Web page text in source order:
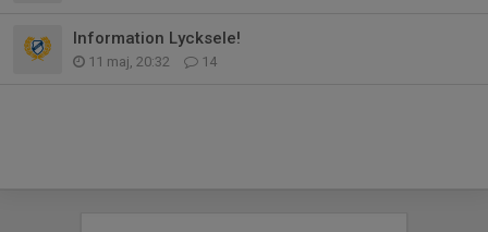
Information Lycksele!
11 maj, 20:32 14